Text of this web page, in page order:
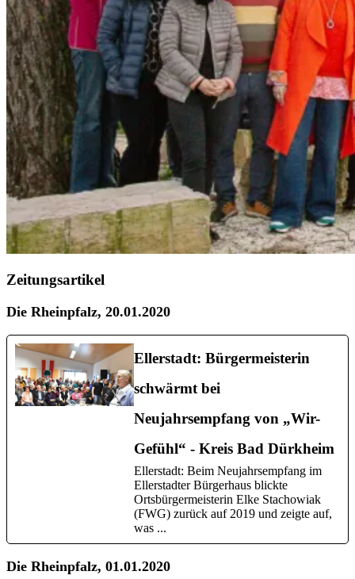
Zeitungsartikel
Die Rheinpfalz, 20.01.2020
Ellerstadt: Bürgermeisterin
schwärmt bei
Neujahrsempfang von „Wir-
Gefühl“ - Kreis Bad Dürkheim
Ellerstadt: Beim Neujahrsempfang im
Ellerstadter Bürgerhaus blickte
Ortsbürgermeisterin Elke Stachowiak
(FWG) zurück auf 2019 und zeigte auf,
was ...
Die Rheinpfalz, 01.01.2020